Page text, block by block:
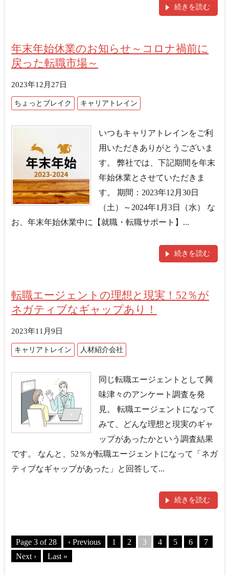
続きを読む
年末年始休業のお知らせ～コロナ禍前に
戻った転職市場～
2023年12月27日
ちょっとブレイク キャリアトレイン
いつもキャリアトレインをご利
用いただきありがとうございま
す。 弊社では、下記期間を年末
年始休業とさせていただきま
す。 期間：2023年12月30日
（土）～2024年1月3日（水） な
お、年末年始休業中に【就職・転職サポート】...
続きを読む
転職エージェントの理想と現実！52％が
ネガティブなギャップあり！
2023年11月9日
キャリアトレイン 人材紹介会社
同じ転職エージェントとして興
味津々のアンケート調査を発
見。 転職エージェントになって
みて、どんな理想と現実のギャ
ップがあったかという調査結果
です。 なんと、52％が転職エージェントになって「ネガ
ティブなギャップがあった」と回答して...
続きを読む
Page 3 of 28 ‹ Previous 1 2 3 4 5 6
7
Next ›
Last »